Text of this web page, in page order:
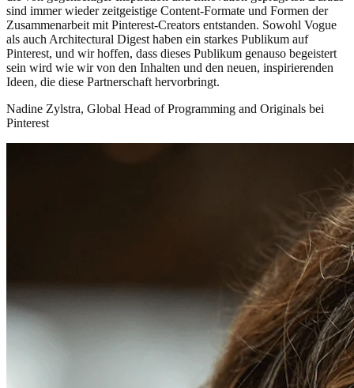
sind immer wieder zeitgeistige Content-Formate und Formen der
Zusammenarbeit mit Pinterest-Creators entstanden. Sowohl Vogue
als auch Architectural Digest haben ein starkes Publikum auf
Pinterest, und wir hoffen, dass dieses Publikum genauso begeistert
sein wird wie wir von den Inhalten und den neuen, inspirierenden
Ideen, die diese Partnerschaft hervorbringt.
Nadine Zylstra, Global Head of Programming and Originals bei
Pinterest